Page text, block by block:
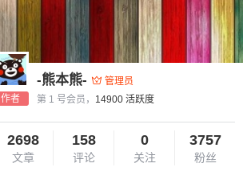
作者
-熊本熊-
管理员
第 1 号会员， 14900 活跃度
2698
文章
158
评论
0
关注
3757
粉丝